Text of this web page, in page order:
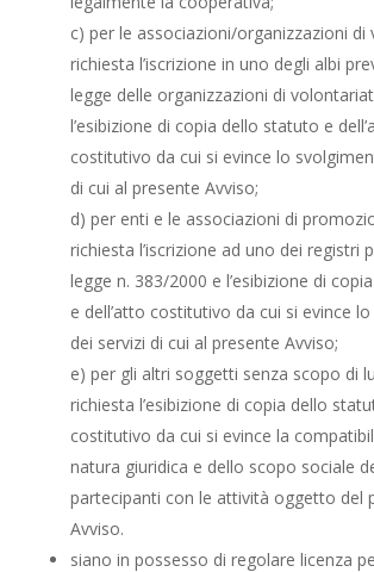
c) per le associazioni/organizzazioni
richiesta l’iscrizione in uno degli albi
legge delle organizzazioni di
l’esibizione di copia dello statuto e
costitutivo da cui si evince lo
di cui al presente Avviso;
d) per enti e le associazioni di
richiesta l’iscrizione ad uno dei registri
legge n. 383/2000 e l’esibizione di
e dell’atto costitutivo da cui si evince
dei servizi di cui al presente Avviso;
e) per gli altri soggetti senza scopo di
richiesta l’esibizione di copia dello
costitutivo da cui si evince la
natura giuridica e dello scopo sociale
partecipanti con le attività oggetto del
Avviso.
siano in possesso di regolare licenza